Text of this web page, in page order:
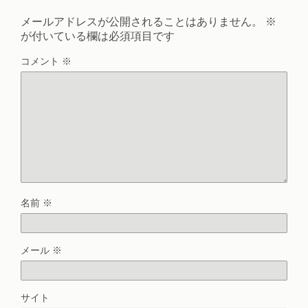
メールアドレスが公開されることはありません。
※
が付いている欄は必須項目です
コメント ※
名前 ※
メール ※
サイト